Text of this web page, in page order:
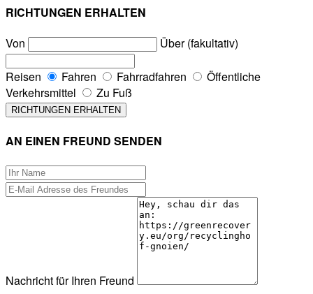
RICHTUNGEN ERHALTEN
Von
Über (fakultativ)
Reisen Fahren Fahrradfahren
Öffentliche
Verkehrsmittel
Zu Fuß
AN EINEN FREUND SENDEN
Nachricht für Ihren Freund